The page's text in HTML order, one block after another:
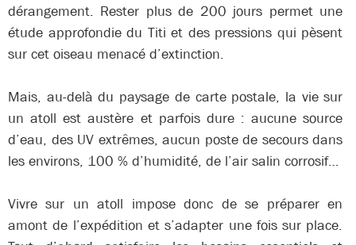
dérangement. Rester plus de 200 jours permet une
étude approfondie du Titi et des pressions qui pèsent
sur cet oiseau menacé d’extinction.
Mais, au-delà du paysage de carte postale, la vie sur
un atoll est austère et parfois dure : aucune source
d’eau, des UV extrêmes, aucun poste de secours dans
les environs, 100 % d’humidité, de l’air salin corrosif…
Vivre sur un atoll impose donc de se préparer en
amont de l’expédition et s’adapter une fois sur place.